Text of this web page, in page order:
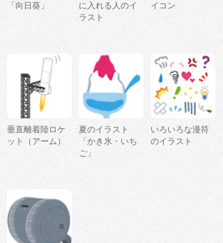
「向日葵」
に入れる人のイ
ラスト
イコン
垂直離着陸ロケ
ット（アーム）
夏のイラスト
「かき氷・いち
ご」
いろいろな漫符
のイラスト